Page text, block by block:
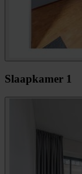
Slaapkamer 1